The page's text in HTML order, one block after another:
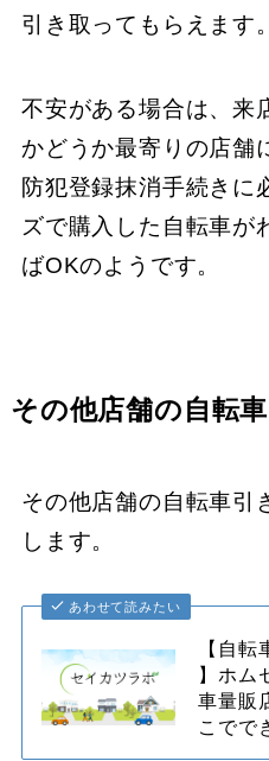
引き取ってもらえます。
不安がある場合は、​​来
かどうか最寄りの店舗
防犯登録抹消手続きに
ズで購入した自転車が
ばOKのようです。
その他店舗の自転
その他店舗の自転車引
します。
あわせて読みたい
【自
】ホム
車量販
こでで